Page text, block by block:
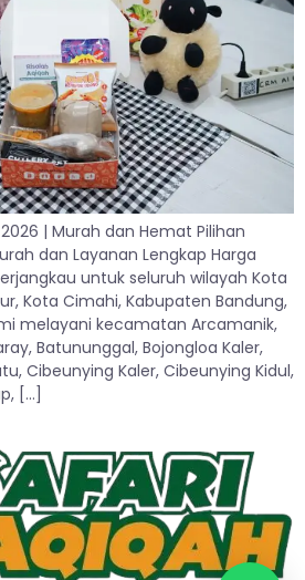
| Murah dan Hemat Pilihan
dan Layanan Lengkap Harga
untuk seluruh wilayah Kota
Kota Cimahi, Kabupaten Bandung,
melayani kecamatan Arcamanik,
Batununggal, Bojongloa Kaler,
Cibeunying Kaler, Cibeunying Kidul,
[…]